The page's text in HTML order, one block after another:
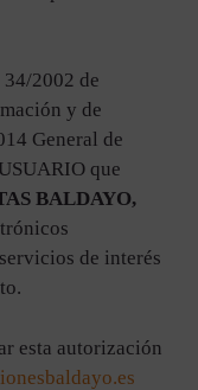
2002 de
y de
General de
que
BALDAYO,
de interés
esta autorización